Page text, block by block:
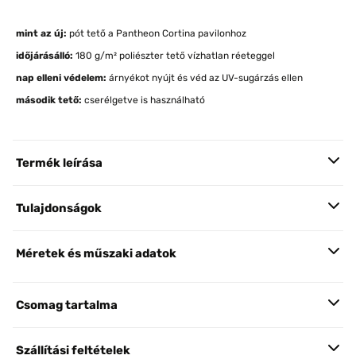
mint az új: pót tető a Pantheon Cortina pavilonhoz
időjárásálló: 180 g/m² poliészter tető vízhatlan réeteggel
nap elleni védelem: árnyékot nyújt és véd az UV-sugárzás ellen
második tető: cserélgetve is használható
Termék leírása
Tulajdonságok
Méretek és műszaki adatok
Csomag tartalma
Szállítási feltételek